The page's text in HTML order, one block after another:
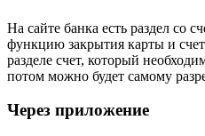
На сайте банка есть раздел со
функцию закрытия карты и
разделе счет, который
потом можно будет самому
Через приложение